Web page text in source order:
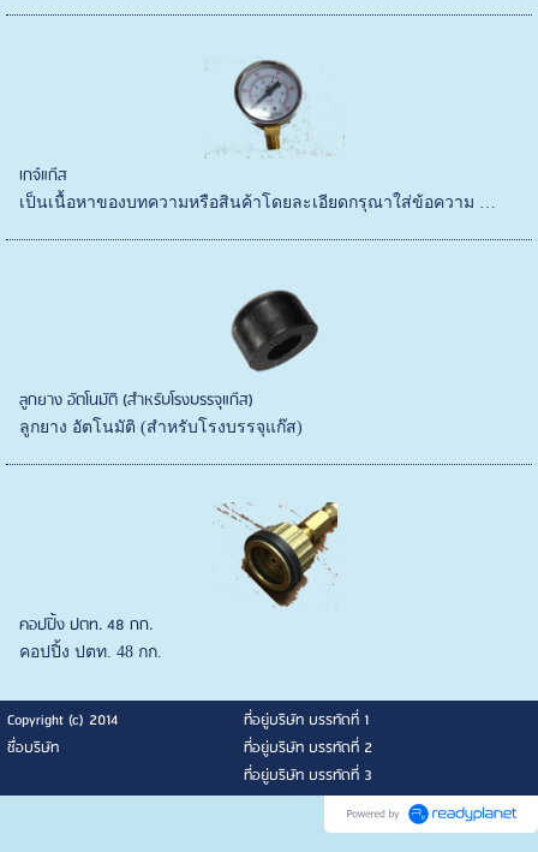
เกจ์แก๊ส
เป็นเนื้อหาของบทความหรือสินค้าโดยละเอียดกรุณาใส่ข้อความ …
ลูกยาง อัตโนมัติ (สำหรับโรงบรรจุแก๊ส)
ลูกยาง อัตโนมัติ (สำหรับโรงบรรจุแก๊ส)
คอปปิ้ง ปตท. 48 กก.
คอปปิ้ง ปตท. 48 กก.
Copyright (c) 2014
ที่อยู่บริษัท บรรทัดที่ 1
ชื่อบริษัท
ที่อยู่บริษัท บรรทัดที่ 2
ที่อยู่บริษัท บรรทัดที่ 3